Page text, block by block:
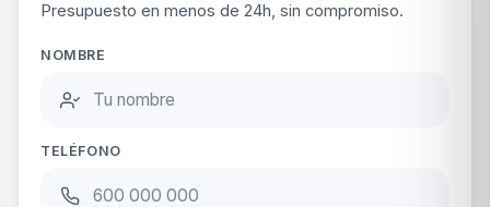
Presupuesto en menos de 24h, sin compromiso.
NOMBRE
TELÉFONO